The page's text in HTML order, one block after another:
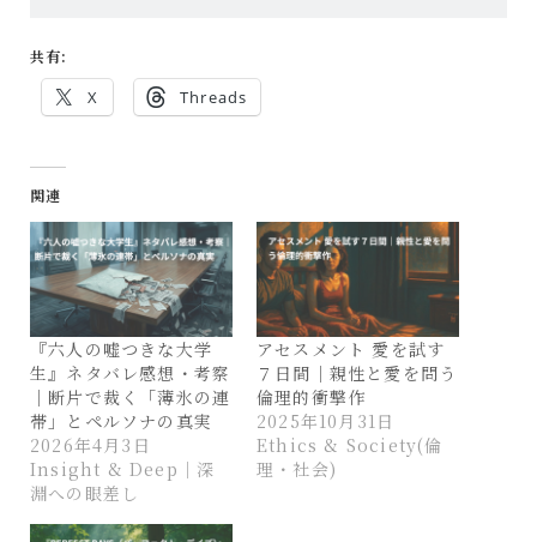
共有:
X Threads
関連
『六人の嘘つきな大学
生』ネタバレ感想・考察
｜断片で裁く「薄氷の連
帯」とペルソナの真実
2026年4月3日
Insight & Deep｜深
淵への眼差し
アセスメント 愛を試す
７日間｜親性と愛を問う
倫理的衝撃作
2025年10月31日
Ethics & Society(倫
理・社会)